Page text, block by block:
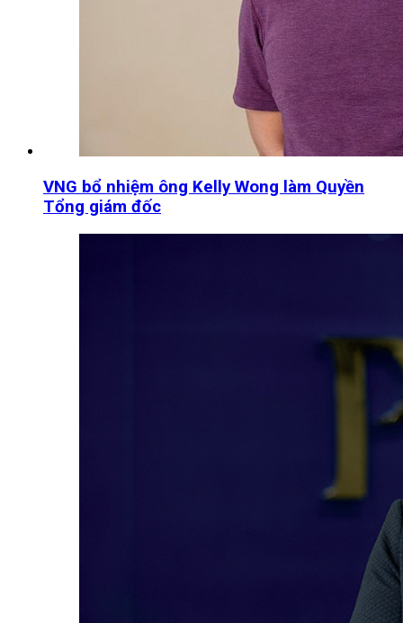
VNG bổ nhiệm ông Kelly Wong làm Quyền
Tổng giám đốc